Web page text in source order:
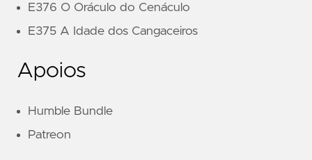
E376 O Oráculo do Cenáculo
E375 A Idade dos Cangaceiros
Apoios
Humble Bundle
Patreon